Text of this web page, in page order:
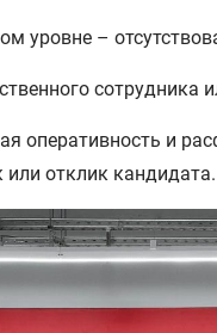
уровне –
сотрудника
оперативность и
отклик кандидата.